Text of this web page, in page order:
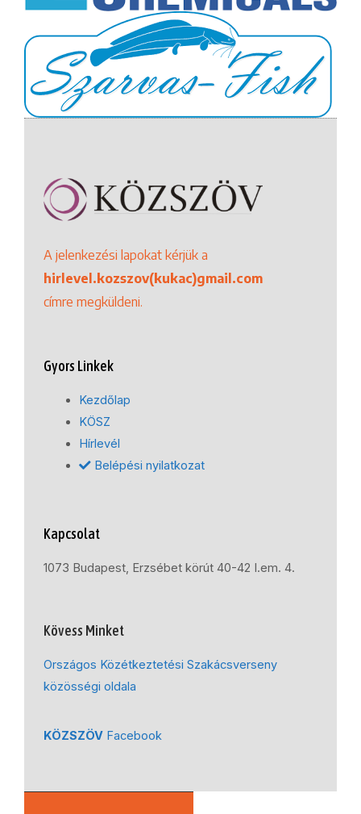
A jelenkezési lapokat kérjük a
hirlevel.kozszov(kukac)gmail.com
címre megküldeni.
Gyors Linkek
Kezdőlap
KÖSZ
Hírlevél
Belépési nyilatkozat
Kapcsolat
1073 Budapest, Erzsébet körút 40-42 I.em. 4.
Kövess Minket
Országos Közétkeztetési Szakácsverseny
közösségi oldala
KÖZSZÖV Facebook